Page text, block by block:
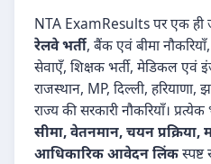
NTA ExamResults पर एक
रेलवे भर्ती, बैंक एवं बीमा
सेवाएँ, शिक्षक भर्ती, मेडिकल एवं
राजस्थान, MP, दिल्ली,
राज्य की सरकारी नौकरियाँ।
सीमा, वेतनमान, चयन प्रक्रिया,
आधिकारिक आवेदन लिंक